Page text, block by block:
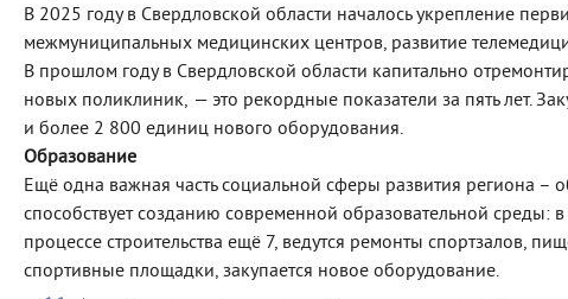
В 2025 году в Свердловской области началось укрепление
межмуниципальных медицинских центров, развитие
В прошлом году в Свердловской области капитально
новых поликлиник, — это рекордные показатели за пять лет.
и более 2 800 единиц нового оборудования.
Образование
Ещё одна важная часть социальной сферы развития региона –
способствует созданию современной образовательной среды:
процессе строительства ещё 7, ведутся ремонты спортзалов,
спортивные площадки, закупается новое оборудование.